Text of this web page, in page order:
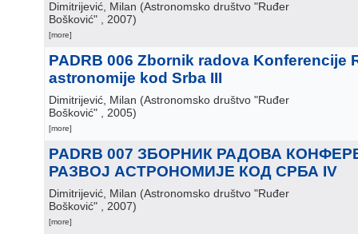
Dimitrijević, Milan (Astronomsko društvo "Ruđer
Bošković"
, 2007)
[more]
PADRB 006 Zbornik radova Konferencije
astronomije kod Srba III
Dimitrijević, Milan (Astronomsko društvo "Ruđer
Bošković"
, 2005)
[more]
PADRB 007 ЗБОРНИК РАДОВА
РАЗВОЈ АСТРОНОМИЈЕ КОД СРБА IV
Dimitrijević, Milan (Astronomsko društvo "Ruđer
Bošković"
, 2007)
[more]